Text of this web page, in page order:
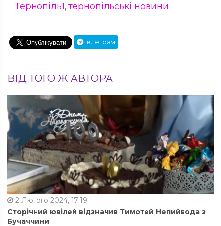
Тернопіль1, тернопільські новини
Телеграм
ВІД ТОГО Ж АВТОРА
2 Лютого 2024, 17:19
Сторічний ювілей відзначив Тимотей Непийвода з
Бучаччини